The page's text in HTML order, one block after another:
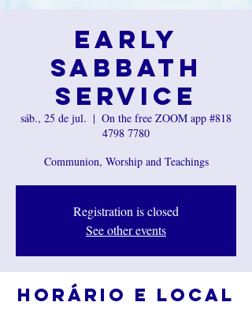
Early
Sabbath
Service
sáb., 25 de jul.
  |
On the free ZOOM app #818
4798 7780
Communion, Worship and Teachings
Registration is closed
See other events
Horário e local